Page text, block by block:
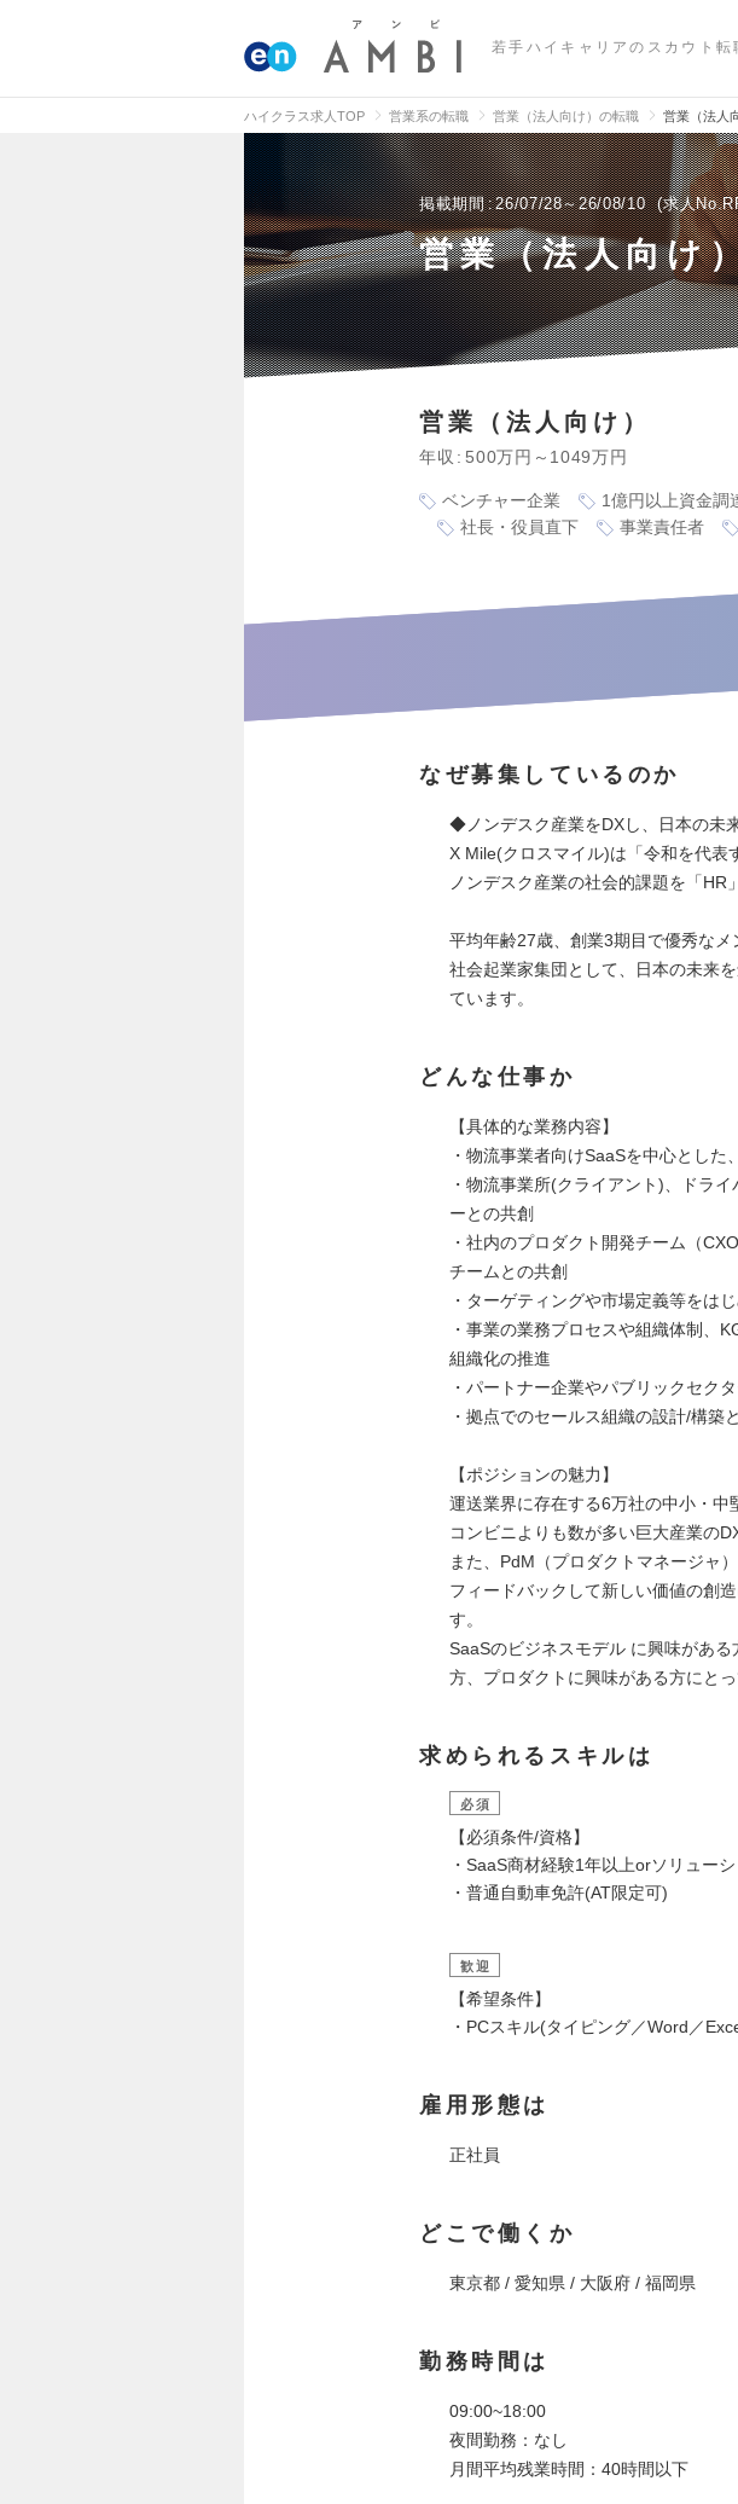
若手ハイキャリアのスカウト転
ハイクラス求人TOP 営業系の転職 営業（法人向け）の転職 営業（法人
掲載期間 26/07/28～26/08/10 求人
営業（法人向け
営業（法人向け）
年収 500万円～1049万円
ベンチャー企業 1億円以上資金調
社長・役員直下
事業責任者
なぜ募集しているのか
◆ノンデスク産業をDXし、日本の未
X Mile(クロスマイル)は「令和を代表
ノンデスク産業の社会的課題を「HR
平均年齢27歳、創業3期目で優秀なメ
社会起業家集団として、日本の未来
ています。
どんな仕事か
【具体的な業務内容】
・物流事業者向けSaaSを中心とした
・物流事業所(クライアント)、ドラ
ーとの共創
・社内のプロダクト開発チーム（
チームとの共創
・ターゲティングや市場定義等をは
・事業の業務プロセスや組織体制、
組織化の推進
・パートナー企業やパブリックセク
・拠点でのセールス組織の設計/構築
【ポジションの魅力】
運送業界に存在する6万社の中小・中
コンビニよりも数が多い巨大産業の
また、PdM（プロダクトマネージャ
フィードバックして新しい価値の創
す。
SaaSのビジネスモデル に興味があ
方、プロダクトに興味がある方にと
求められるスキルは
必須
【必須条件/資格】
・SaaS商材経験1年以上orソリュー
・普通自動車免許(AT限定可)
歓迎
【希望条件】
・PCスキル(タイピング／Word／
雇用形態は
正社員
どこで働くか
東京都 / 愛知県 / 大阪府 / 福岡県
勤務時間は
09:00~18:00
夜間勤務：なし
月間平均残業時間：40時間以下